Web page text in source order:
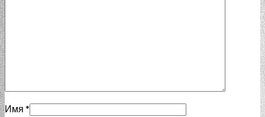
Имя *